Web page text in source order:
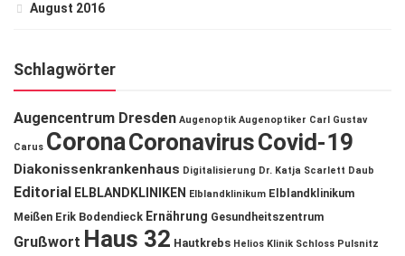
August 2016
Schlagwörter
Augencentrum Dresden Augenoptik Augenoptiker Carl Gustav
Carus CoronaCoronavirusCovid-19
Diakonissenkrankenhaus Digitalisierung Dr. Katja Scarlett Daub
Editorial ELBLANDKLINIKEN Elblandklinikum Elblandklinikum
Meißen Erik Bodendieck Ernährung Gesundheitszentrum
Grußwort Haus 32 Hautkrebs Helios Klinik Schloss Pulsnitz